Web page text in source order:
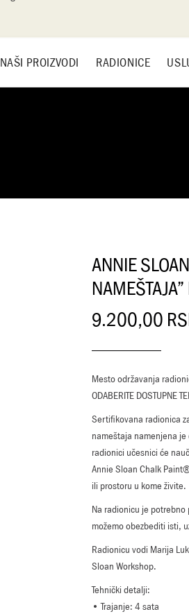
NAŠI PROIZVODI RADIONICE
ANNIE
9.200,00
Mesto održavanja
ODABERITE DOSTUPNE
Sertifikovana radionica
nameštaja namenjena
radionici učesnici će
Annie Sloan Chalk
ili prostoru u kome živite.
Na radionicu je
možemo obezbediti isti,
Radionicu vodi Marija
Sloan Workshop.
Tehnički detalji:
• Trajanje: 4 sata